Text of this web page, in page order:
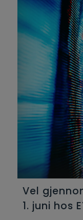
Vel
1. juni hos